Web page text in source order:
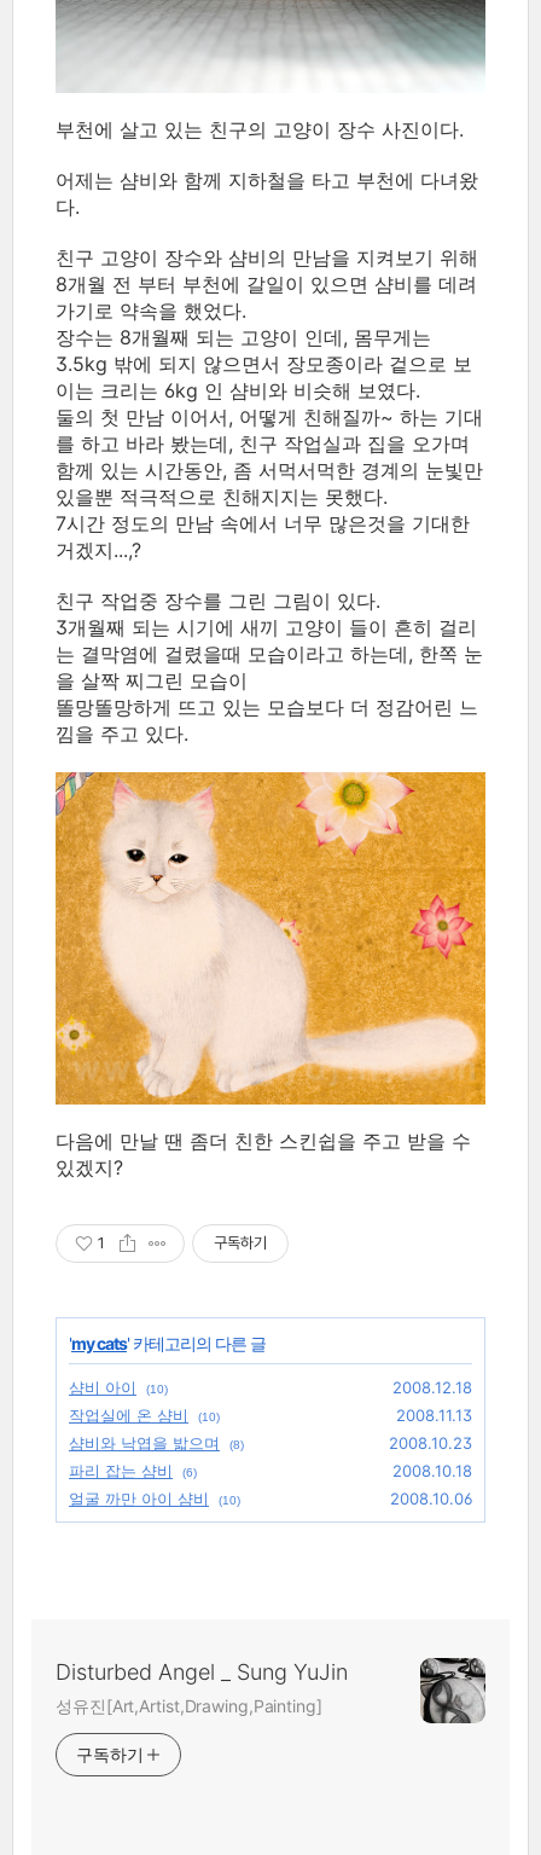
부천에 살고 있는 친구의 고양이 장수 사진이다.
어제는 샴비와 함께 지하철을 타고 부천에 다녀왔
다.
친구 고양이 장수와 샴비의 만남을 지켜보기 위해
8개월 전 부터 부천에 갈일이 있으면 샴비를 데려
가기로 약속을 했었다.
장수는 8개월째 되는 고양이 인데, 몸무게는
3.5kg 밖에 되지 않으면서 장모종이라 겉으로 보
이는 크리는 6kg 인 샴비와 비슷해 보였다.
둘의 첫 만남 이어서, 어떻게 친해질까~ 하는 기대
를 하고 바라 봤는데, 친구 작업실과 집을 오가며
함께 있는 시간동안, 좀 서먹서먹한 경계의 눈빛만
있을뿐 적극적으로 친해지지는 못했다.
7시간 정도의 만남 속에서 너무 많은것을 기대한
거겠지...,?
친구 작업중 장수를 그린 그림이 있다.
3개월째 되는 시기에 새끼 고양이 들이 흔히 걸리
는 결막염에 걸렸을때 모습이라고 하는데, 한쪽 눈
을 살짝 찌그린 모습이
똘망똘망하게 뜨고 있는 모습보다 더 정감어린 느
낌을 주고 있다.
다음에 만날 땐 좀더 친한 스킨쉽을 주고 받을 수
있겠지?
1 구독하기
'my cats' 카테고리의 다른 글
샴비 아이 (10)
2008.12.18
작업실에 온 샴비
(10)
2008.11.13
샴비와 낙엽을 밟으며
(8)
2008.10.23
파리 잡는 샴비
(6)
2008.10.18
얼굴 까만 아이 샴비
(10) 2008.10.06
Disturbed Angel _ Sung YuJin
성유진[Art,Artist,Drawing,Painting]
구독하기